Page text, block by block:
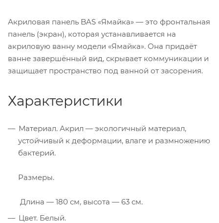
Акриловая панель BAS «Ямайка» — это фронтальная
панель (экран), которая устанавливается на
акриловую ванну модели «Ямайка». Она придаёт
ванне завершённый вид, скрывает коммуникации и
защищает пространство под ванной от засорения.
Характеристики
Материал. Акрил — экологичный материал,
устойчивый к деформации, влаге и размножению
бактерий.
Размеры.
Длина — 180 см, высота — 63 см.
Цвет. Белый.